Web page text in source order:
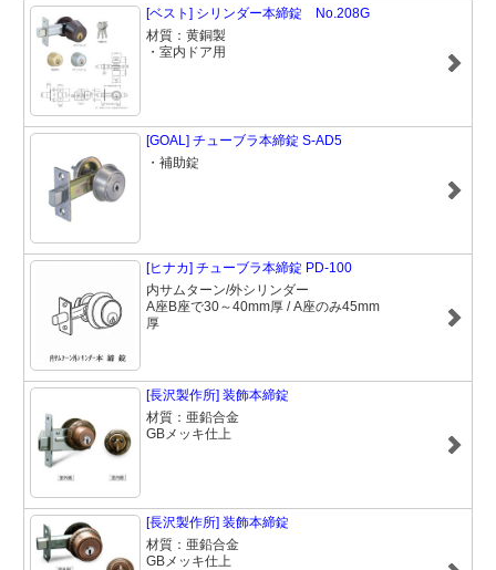
[ベスト] シリンダー本締錠 No.208G
材質：黄銅製
・室内ドア用
[GOAL] チューブラ本締錠 S-AD5
・補助錠
[ヒナカ] チューブラ本締錠 PD-100
内サムターン/外シリンダー
A座B座で30～40mm厚 / A座のみ45mm
厚
[長沢製作所] 装飾本締錠
材質：亜鉛合金
GBメッキ仕上
[長沢製作所] 装飾本締錠
材質：亜鉛合金
GBメッキ仕上